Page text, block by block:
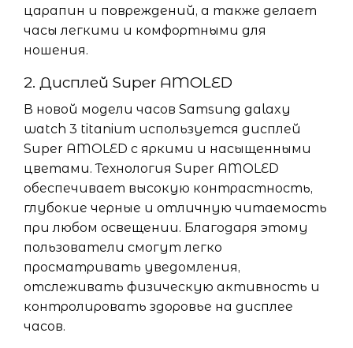
царапин и повреждений, а также делает
часы легкими и комфортными для
ношения.
2. Дисплей Super AMOLED
В новой модели часов Samsung galaxy
watch 3 titanium используется дисплей
Super AMOLED с яркими и насыщенными
цветами. Технология Super AMOLED
обеспечивает высокую контрастность,
глубокие черные и отличную читаемость
при любом освещении. Благодаря этому
пользователи смогут легко
просматривать уведомления,
отслеживать физическую активность и
контролировать здоровье на дисплее
часов.